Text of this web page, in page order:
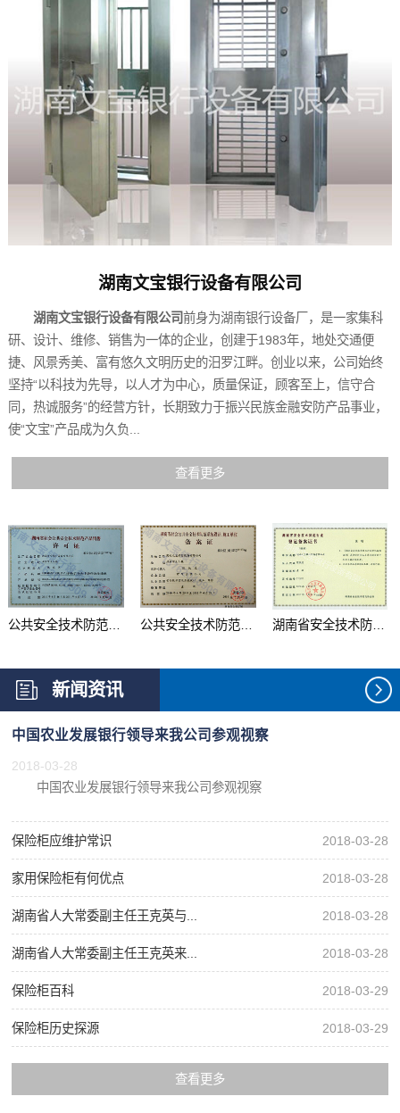
湖南文宝银行设备有限公司
湖南文宝银行设备有限公司前身为湖南银行设备厂，是一家集科
研、设计、维修、销售为一体的企业，创建于1983年，地处交通便
捷、风景秀美、富有悠久文明历史的汨罗江畔。创业以来，公司始终
坚持“以科技为先导，以人才为中心，质量保证，顾客至上，信守合
同，热诚服务”的经营方针，长期致力于振兴民族金融安防产品事业，
使“文宝”产品成为久负...
查看更多
公共安全技术防范产品... 公共安全技术防范系统... 湖南省安全技术防范行...
新闻资讯
中国农业发展银行领导来我公司参观视察
2018-03-28
中国农业发展银行领导来我公司参观视察
保险柜应维护常识 2018-03-28
家用保险柜有何优点 2018-03-28
湖南省人大常委副主任王克英与... 2018-03-28
湖南省人大常委副主任王克英来... 2018-03-28
保险柜百科 2018-03-29
保险柜历史探源 2018-03-29
查看更多